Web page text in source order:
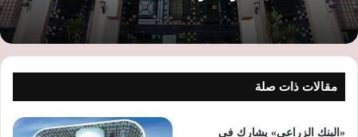
مقالات ذات صلة
«البنك الزراعي» يشارك في